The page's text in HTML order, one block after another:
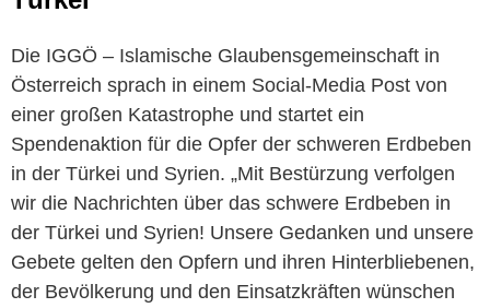
Die IGGÖ – Islamische Glaubensgemeinschaft in
Österreich sprach in einem Social-Media Post von
einer großen Katastrophe und startet ein
Spendenaktion für die Opfer der schweren Erdbeben
in der Türkei und Syrien. „Mit Bestürzung verfolgen
wir die Nachrichten über das schwere Erdbeben in
der Türkei und Syrien! Unsere Gedanken und unsere
Gebete gelten den Opfern und ihren Hinterbliebenen,
der Bevölkerung und den Einsatzkräften wünschen